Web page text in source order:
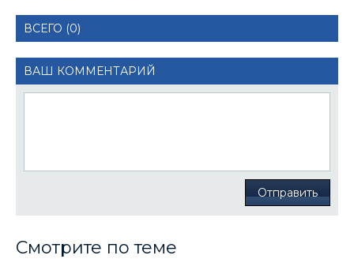
ВСЕГО (0)
ВАШ КОММЕНТАРИЙ
Отправить
Смотрите по теме